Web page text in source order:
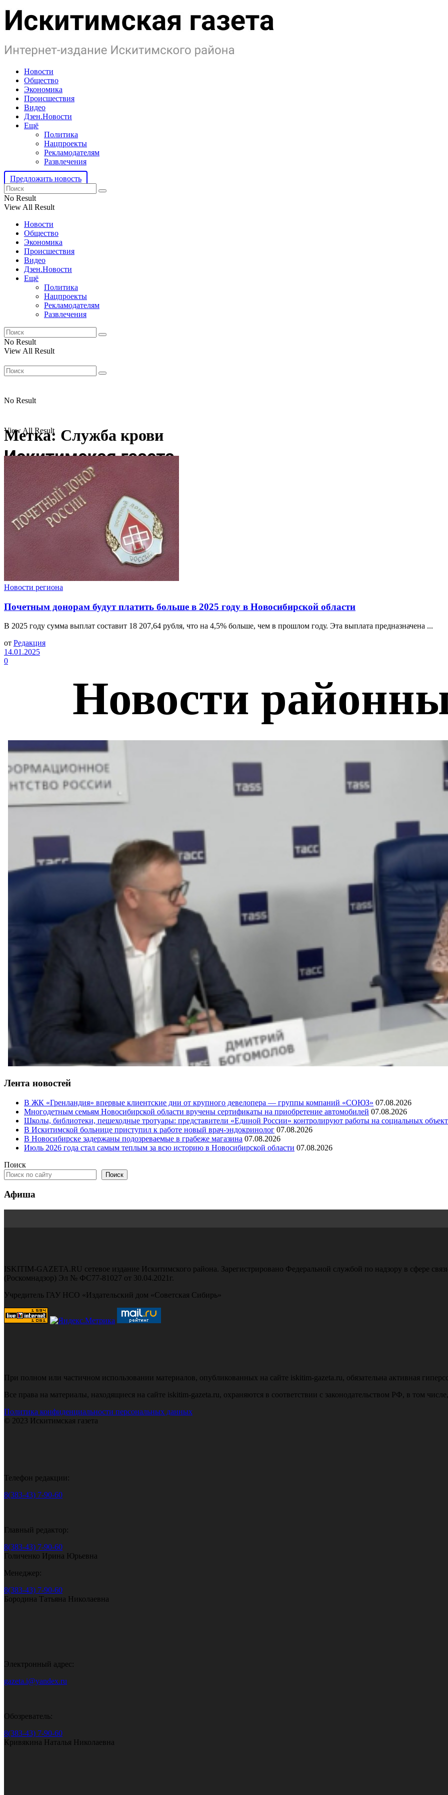
Новости
Общество
Экономика
Происшествия
Видео
Дзен.Новости
Ещё
Политика
Нацпроекты
Рекламодателям
Развлечения
Предложить новость
No Result
View All Result
Новости
Общество
Экономика
Происшествия
Видео
Дзен.Новости
Ещё
Политика
Нацпроекты
Рекламодателям
Развлечения
No Result
View All Result
No Result
View All Result
Метка: Служба крови
Новости региона
Почетным донорам будут платить больше в 2025 году в Новосибирской области
В 2025 году сумма выплат составит 18 207,64 рубля, что на 4,5% больше, чем в прошлом году. Эта выплата предназначена ...
от Редакция
14.01.2025
0
Лента новостей
В ЖК «Гренландия» впервые клиентские дни от крупного девелопера — группы компаний «СОЮЗ» 07.08.2026
Многодетным семьям Новосибирской области вручены сертификаты на приобретение автомобилей 07.08.2026
Школы, библиотеки, пешеходные тротуары: представители «Единой России» контролируют работы на социальных
В Искитимской больнице приступил к работе новый врач-эндокринолог 07.08.2026
В Новосибирске задержаны подозреваемые в грабеже магазина 07.08.2026
Июль 2026 года стал самым теплым за всю историю в Новосибирской области 07.08.2026
Поиск
Поиск
Афиша
ISKITIM-GAZETA.RU сетевое издание Искитимского района. Зарегистрировано Федеральной службой по надзору в сфере
(Роскомнадзор) Эл № ФС77-81027 от 30.04.2021г.
Учредитель ГАУ НСО «Издательский дом «Советская Сибирь»
При полном или частичном использовании материалов, опубликованных на сайте iskitim-gazeta.ru, обязательна активная
Все права на материалы, находящиеся на сайте iskitim-gazeta.ru, охраняются в соответствии с законодательством РФ, в том
Политика конфиденциальности персональных данных
© 2023 Искитимская газета
Телефон редакции:
8(383-43) 7-90-60
Главный редактор:
8(383-43) 7-90-60
Голиченко Ирина Юрьевна
Менеджер:
8(383-43) 7-90-60
Бородина Татьяна Николаевна
Электронный адрес:
gazeta.i@yandex.ru
Обозреватель:
8(383-43) 7-90-60
Кривякина Наталья Николаевна